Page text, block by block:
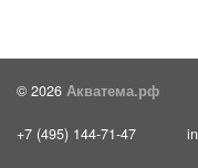
© 2026 Акватема.рф
+7 (495) 144-71-47